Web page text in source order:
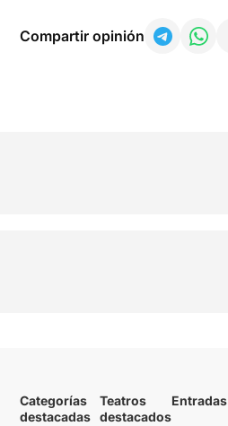
Compartir opinión
Categorías
destacadas
Teatros
destacados
Entradas